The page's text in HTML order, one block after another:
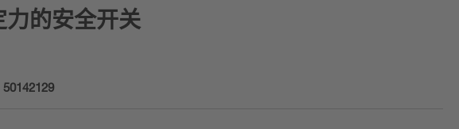
力的安全开关
50142129